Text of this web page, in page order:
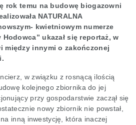
rok temu na budowę biogazowni
NATURALNA
kwietniowym numerze
ukazał się reportaż, w
między innymi o zakończonej
w związku z rosnącą ilością
kolejnego zbiornika do jej
przy gospodarstwie zaczął się
nowy zbiornik nie powstał,
inną inwestycję, która inaczej